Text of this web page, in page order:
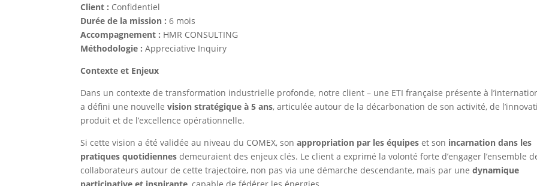
Client : Confidentiel
Durée de la mission :6 mois
Accompagnement : HMR CONSULTING
Méthodologie :Appreciative Inquiry
Contexte et Enjeux
Dans un contexte de transformation industrielle profonde, notre client – une ETI française présente à
a défini une nouvellevision stratégique à 5 ans, articulée autour de la décarbonation de son activité, de
produit et de l’excellence opérationnelle.
Si cette vision a été validée au niveau du COMEX, sonappropriation par les équipes et son incarnation dans les
pratiques quotidiennes demeuraient des enjeux clés. Le client a exprimé la volonté forte d’engager l’ensemble
collaborateurs autour de cette trajectoire, non pas via une démarche descendante, mais par unedynamique